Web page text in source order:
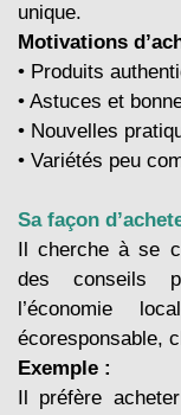
unique.
Motivations
• Produits
• Astuces et
• Nouvelles
• Variétés peu
Sa façon
Il cherche à se
des conseils
l’économie
écoresponsable,
Exemple :
Il préfère